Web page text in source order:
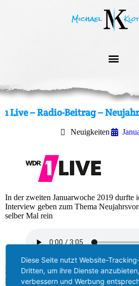
1 Live – Radio-Beitrag –
Neuigkeiten
In der zweiten Januarwoche 2019 durfte
Interview geben zum Thema
selber Mal rein
Es wurde sogar zwei Mal ausgestrahlt.
gefreut, da ich selbst Radio sehr gerne
Diese Seite nutzt Website-
Dritten, um ihre Dienste
verbessern und Werbung